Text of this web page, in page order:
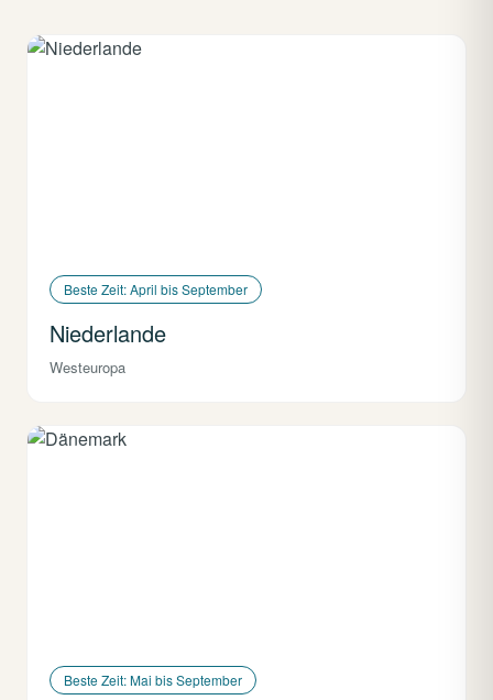
Beste Zeit: April bis September
Niederlande
Westeuropa
Beste Zeit: Mai bis September